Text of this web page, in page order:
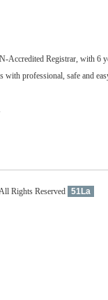
Registrar, with 6
professional, safe and
Rights Reserved 51La